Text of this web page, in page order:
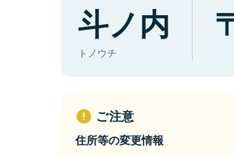
斗ノ内
トノウチ
ご注意
住所等の変更情報